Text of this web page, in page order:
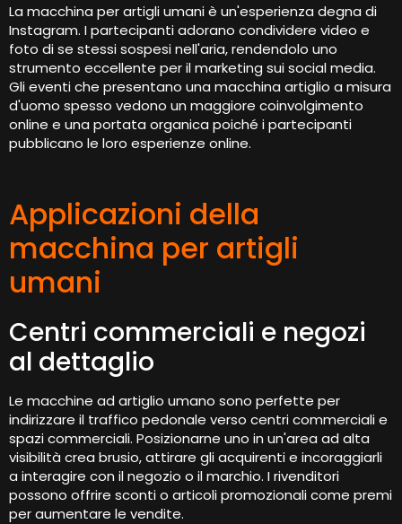
La macchina per artigli umani è un'esperienza degna di
Instagram. I partecipanti adorano condividere video e
foto di se stessi sospesi nell'aria, rendendolo uno
strumento eccellente per il marketing sui social media.
Gli eventi che presentano una macchina artiglio a misura
d'uomo spesso vedono un maggiore coinvolgimento
online e una portata organica poiché i partecipanti
pubblicano le loro esperienze online.
Applicazioni della
macchina per artigli
umani
Centri commerciali e negozi
al dettaglio
Le macchine ad artiglio umano sono perfette per
indirizzare il traffico pedonale verso centri commerciali e
spazi commerciali. Posizionarne uno in un'area ad alta
visibilità crea brusio, attirare gli acquirenti e incoraggiarli
a interagire con il negozio o il marchio. I rivenditori
possono offrire sconti o articoli promozionali come premi
per aumentare le vendite.